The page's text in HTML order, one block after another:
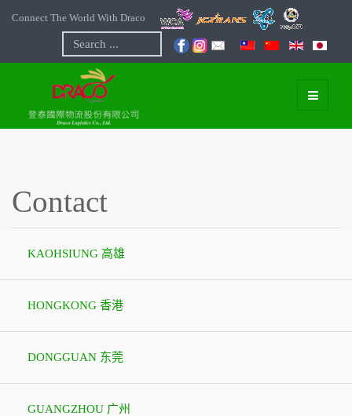
Connect The World With Draco
Search
...
Contact
KAOHSIUNG 高雄
HONGKONG 香港
DONGGUAN 东莞
GUANGZHOU 广州